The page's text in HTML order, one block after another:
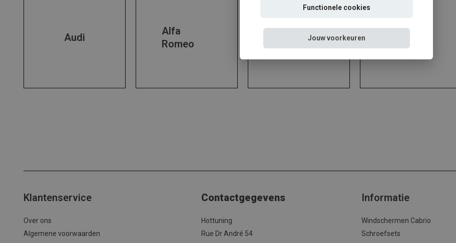
Audi
Alfa
Romeo
Abarth
Klantenservice
Over ons
Algemene voorwaarden
Contactgegevens
Hottuning
Rue Dr André 54
Informatie
Windschermen Cabrio
Schroefsets
Functionele cookies
Jouw voorkeuren